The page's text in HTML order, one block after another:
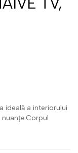
ideală a interiorului